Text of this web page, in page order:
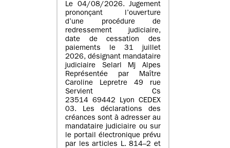
Le 04/08/2026. Jugement
prononçant l’ouverture
d’une procédure de
redressement judiciaire,
date de cessation des
paiements le 31 juillet
2026, désignant mandataire
judiciaire Selarl Mj Alpes
Représentée par Maître
Caroline Lepretre 49 rue
Servient Cs
23514 69442 Lyon CEDEX
03. Les déclarations des
créances sont à adresser au
mandataire judiciaire ou sur
le portail électronique prévu
par les articles L. 814–2 et